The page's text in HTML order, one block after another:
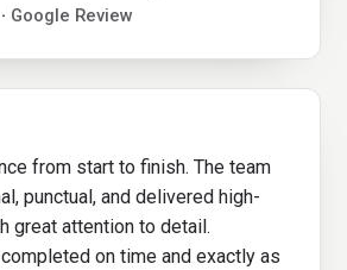
Google Review
from start to finish. The team
punctual, and delivered high-
great attention to detail.
on time and exactly as